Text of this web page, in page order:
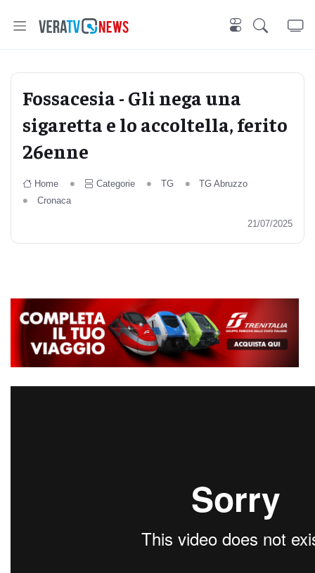
Fossacesia - Gli nega una
sigaretta e lo accoltella, ferito
26enne
Home Categorie TG
TG Abruzzo
Cronaca
21/07/2025